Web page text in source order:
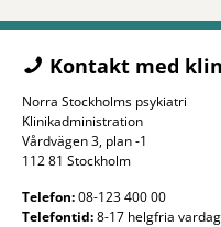
Kontakt med
Norra Stockholms psykiatri
Klinikadministration
Vårdvägen 3, plan -1
112 81 Stockholm
Telefon:08-123 400 00
Telefontid:8-17 helgfria